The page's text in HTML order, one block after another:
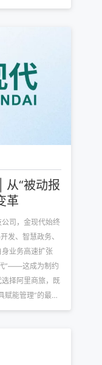
业的商旅数字化
从“被动报
革
司，金现代始终
发、智慧政务、
业务高速扩张
”——这成为制约
择阿里商旅，既
赋能管理”的最好